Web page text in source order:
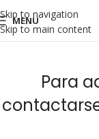
Skip to navigation
Skip to main content
MENU
Para